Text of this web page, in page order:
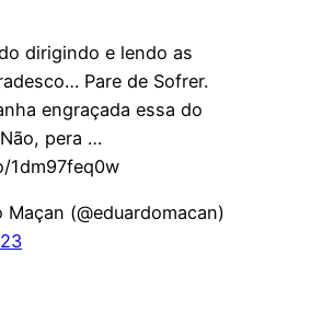
dirigindo e lendo as
Pare de Sofrer.
engraçada essa do
pera …
1dm97feq0w
(@eduardomacan)